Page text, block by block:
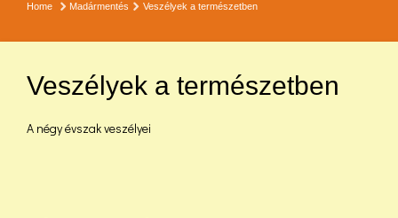
Home Madármentés Veszélyek a természetben
Veszélyek a természetben
A négy évszak veszélyei